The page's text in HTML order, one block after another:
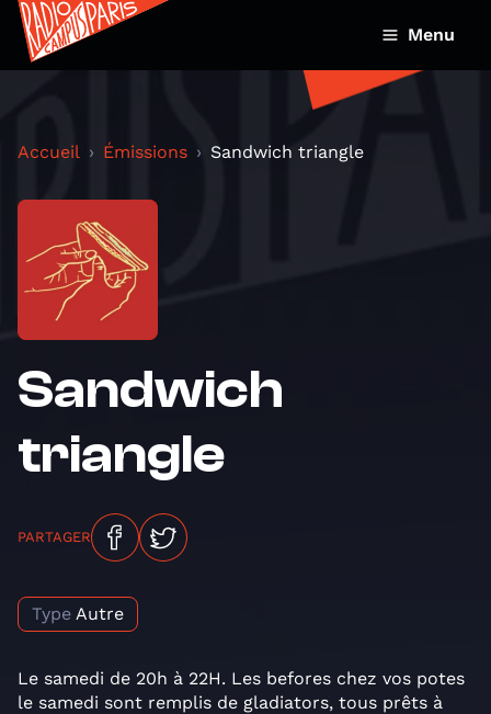
Menu
Accueil Émissions Sandwich triangle
Sandwich
triangle
PARTAGER
Type Autre
Le samedi de 20h à 22H. Les befores chez vos potes
le samedi sont remplis de gladiators, tous prêts à